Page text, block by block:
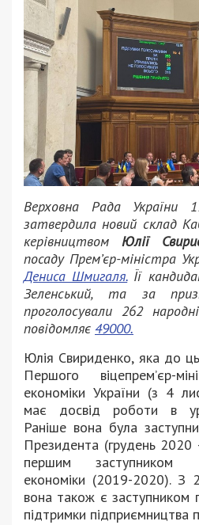
Верховна Рада України
затвердила новий склад
керівництвом Юлії
посаду Прем’єр-міністра
Дениса Шмигаля.Її
Зеленський, та за
проголосували 262
повідомляє 49000.
Юлія Свириденко, яка до
Першого віцепрем’єр-
економіки України (з 4
має досвід роботи в
Раніше вона була
Президента (грудень
першим заступником
економіки (2019-2020). З
вона також є заступником
підтримки підприємництва